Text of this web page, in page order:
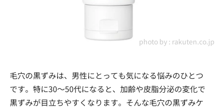
photo by : rakuten.co.jp
毛穴の黒ずみは、男性にとっても気になる悩みのひとつ
です。特に30〜50代になると、加齢や皮脂分泌の変化で
黒ずみが目立ちやすくなります。そんな毛穴の黒ずみケ